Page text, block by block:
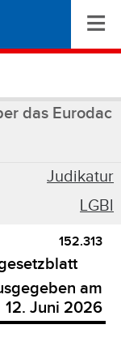
≡
das Eurodac
Judikatur
LGBl